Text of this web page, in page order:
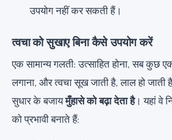
उपयोग नहीं कर सकती हैं।
त्वचा को सुखाए बिना कैसे उपयोग करें
एक सामान्य गलती: उत्साहित होना, सब कुछ
लगाना, और त्वचा सूख जाती है, लाल हो जाती
सुधार के बजायमुँहासे को बढ़ा देता है। यहां वे
को प्रभावी बनाते हैं: